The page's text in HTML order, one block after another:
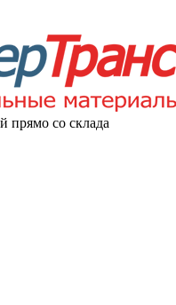
прямо со склада